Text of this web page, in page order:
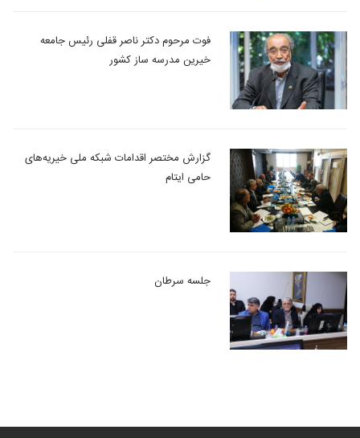
فوت مرحوم دکتر ناصر قفلی رئیس جامعه
خیرین مدرسه ساز کشور
گزارش مختصر اقدامات شبکه ملی خیریه‌های
حامی ایتام
جلسه سرطان